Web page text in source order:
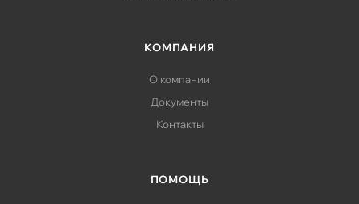
КОМПАНИЯ
О компании
Документы
Контакты
ПОМОЩЬ